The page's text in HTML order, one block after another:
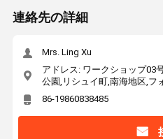
連絡先の詳細
Mrs. Ling Xu
アドレス: ワークショップ03
公園,リシュイ町,南海地区,フ
86-19860838485